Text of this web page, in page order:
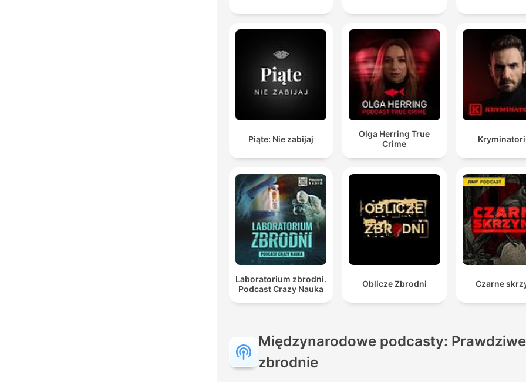
Piąte: Nie zabijaj
Olga Herring True
Crime
Laboratorium zbrodni.
Podcast Crazy Nauka
Oblicze Zbrodni Czarne
Międzynarodowe podcasty: Prawdziwe
zbrodnie